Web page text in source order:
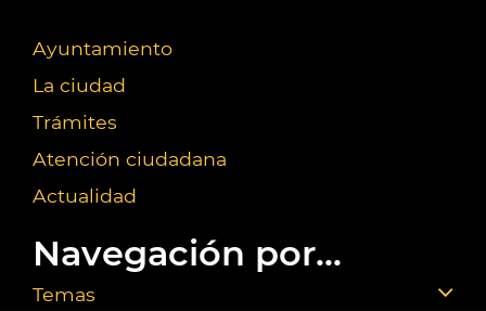
Ayuntamiento
La ciudad
Trámites
Atención ciudadana
Actualidad
Navegación por...
Temas